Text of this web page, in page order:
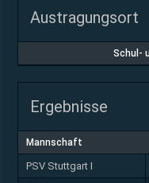
Austragungsort
Schul-
Ergebnisse
Mannschaft
PSV Stuttgart I